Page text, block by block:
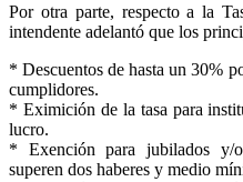
Por otra parte, respecto a la
intendente adelantó que los
* Descuentos de hasta un 30%
cumplidores.
* Eximición de la tasa para
lucro.
* Exención para jubilados y/
superen dos haberes y medio